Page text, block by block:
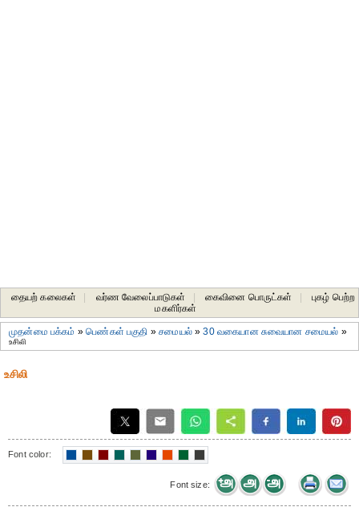
தையற் கலைகள் வர்ண வேலைப்பாடுகள் கைவினை பொருட்கள்
புகழ் பெற்ற
மகளிர்கள்
முதன்மை பக்கம் »பெண்கள் பகுதி »சமையல்»30 வகையான சுவையான சமையல் »
உசிலி
உசிலி
Font color:
Font size: